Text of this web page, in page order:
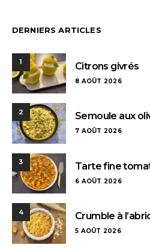
DERNIERS ARTICLES
1 Citrons givrés
8 AOÛT 2026
2 Semoule aux
7 AOÛT 2026
3 Tarte fine
6 AOÛT 2026
4 Crumble à
5 AOÛT 2026